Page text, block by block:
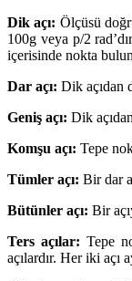
Dik açı: Ölçüsü
100g veya p/2
içerisinde nokta
Dar açı: Dik açıdan
Geniş açı: Dik
Komşu açı: Tepe
Tümler açı: Bir dar
Bütünler açı: Bir
Ters açılar: Tepe
açılardır. Her iki açı